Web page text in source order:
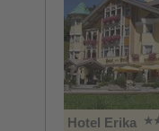
Hotel Erika